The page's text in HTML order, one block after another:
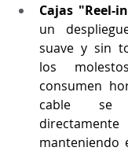
Cajas "Reel-
un
suave y sin
los
consumen
cable se
manteniendo